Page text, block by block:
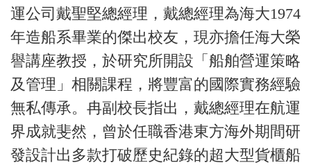
運公司戴聖堅總經理，戴總經理為海大1974
年造船系畢業的傑出校友，現亦擔任海大榮
譽講座教授，於研究所開設「船舶營運策略
及管理」相關課程，將豐富的國際實務經驗
無私傳承。冉副校長指出，戴總經理在航運
界成就斐然，曾於任職香港東方海外期間研
發設計出多款打破歷史紀錄的超大型貨櫃船